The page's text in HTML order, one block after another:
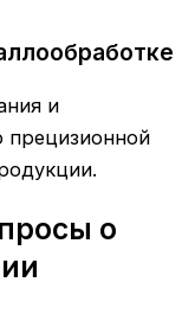
и
прецизионной
о